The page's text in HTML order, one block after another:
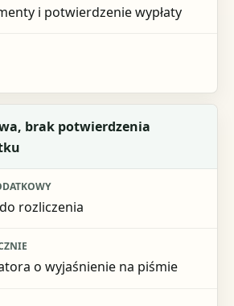
i potwierdzenie wypłaty
brak potwierdzenia
rozliczenia
o wyjaśnienie na piśmie